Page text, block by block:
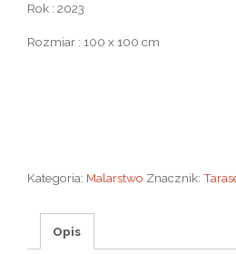
Rok : 2023
Rozmiar : 100 x 100 cm
Kategoria: Malarstwo Znacznik:
Opis